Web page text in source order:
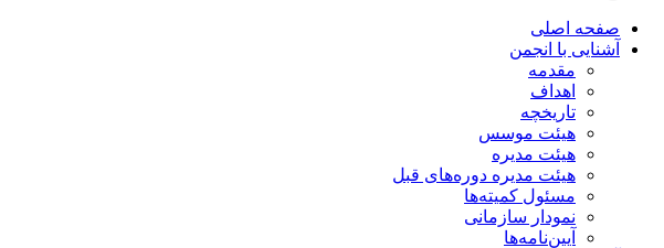
صفحه اصلی
آشنایی با انجمن
مقدمه
اهداف
تاریخچه
هیئت موسس
هیئت مدیره
هیئت مدیره دوره‌های قبل
مسئول کمیته‌ها
نمودار سازمانی
آیین‌نامه‌ها